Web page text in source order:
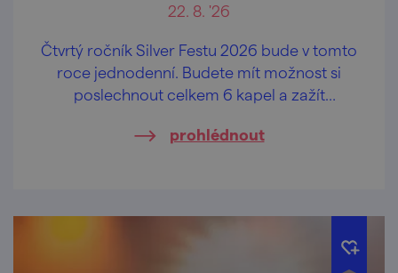
22. 8. '26
Čtvrtý ročník Silver Festu 2026 bude v tomto
roce jednodenní. Budete mít možnost si
poslechnout celkem 6 kapel a zažít
Boskovicích.
prohlédnout